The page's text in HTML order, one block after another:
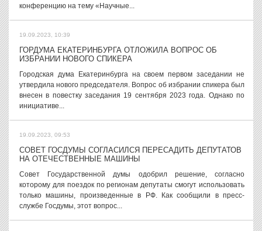
конференцию на тему «Научные...
19.09.2023, 10:39
ГОРДУМА ЕКАТЕРИНБУРГА ОТЛОЖИЛА ВОПРОС ОБ
ИЗБРАНИИ НОВОГО СПИКЕРА
Городская дума Екатеринбурга на своем первом заседании не
утвердила нового председателя. Вопрос об избрании спикера был
внесен в повестку заседания 19 сентября 2023 года. Однако по
инициативе...
19.09.2023, 09:53
СОВЕТ ГОСДУМЫ СОГЛАСИЛСЯ ПЕРЕСАДИТЬ ДЕПУТАТОВ
НА ОТЕЧЕСТВЕННЫЕ МАШИНЫ
Совет Государственной думы одобрил решение, согласно
которому для поездок по регионам депутаты смогут использовать
только машины, произведенные в РФ. Как сообщили в пресс-
службе Госдумы, этот вопрос...